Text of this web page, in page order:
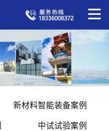
新材料智能装备案例
中试试验案例